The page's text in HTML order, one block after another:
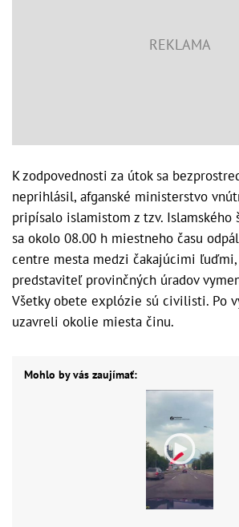
K zodpovednosti za útok sa
neprihlásil, afganské ministerstvo
pripísalo islamistom z tzv. Islamského
sa okolo 08.00 h miestneho času
centre mesta medzi čakajúcimi
predstaviteľ provinčných úradov
Všetky obete explózie sú civilisti. Po
uzavreli okolie miesta činu.
Mohlo by vás zaujímať: